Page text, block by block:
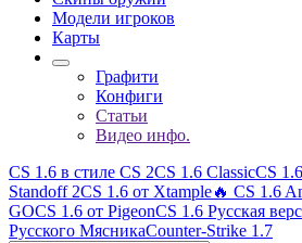
Модели игроков
Карты
Графити
Конфиги
Статьи
Видео инфо.
CS 1.6 в стиле CS 2CS 1.6 ClassicCS
Standoff 2CS 1.6 от Xtample🔥 CS 1.6
GOCS 1.6 от PigeonCS 1.6 Русская
Русского МясникаCounter-Strike 1.7